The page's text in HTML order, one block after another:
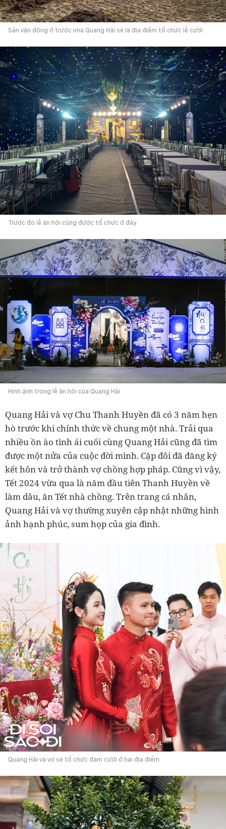
Sân vận động ở trước nhà Quang Hải sẽ là địa điểm tổ chức lễ cưới
Trước đó lễ ăn hỏi cũng được tổ chức ở đây
Hình ảnh trong lễ ăn hỏi của Quang Hải
Quang Hải và vợ Chu Thanh Huyền đã có 3 năm hẹn
hò trước khi chính thức về chung một nhà. Trải qua
nhiều ồn ào tình ái cuối cùng Quang Hải cũng đã tìm
được một nửa của cuộc đời mình. Cặp đôi đã đăng ký
kết hôn và trở thành vợ chồng hợp pháp. Cũng vì vậy,
Tết 2024 vừa qua là năm đầu tiên Thanh Huyền về
làm dâu, ăn Tết nhà chồng. Trên trang cá nhân,
Quang Hải và vợ thường xuyên cập nhật những hình
ảnh hạnh phúc, sum họp của gia đình.
Quang Hải và vợ sẽ tổ chức đám cưới ở hai địa điểm